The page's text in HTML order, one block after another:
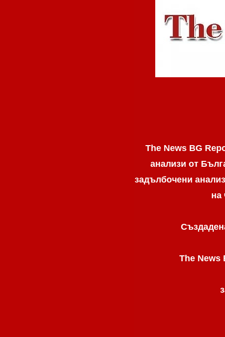
The News BG
анализи от
задълбочени
на
The News